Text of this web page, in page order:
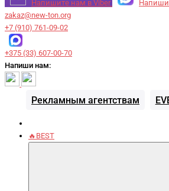
Напишите нам в Viber
zakaz@new-ton.org
+7 (910) 761-09-02
+375 (33) 607-00-70
Напиши нам:
Рекламным агентствам
🔥BEST